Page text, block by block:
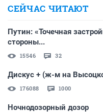
СЕЙЧАС ЧИТАЮТ
Путин: «Точечная
стороны...
15546 32
Дискус + (ж-м на
176088 1000
Ночнодозорный дозор